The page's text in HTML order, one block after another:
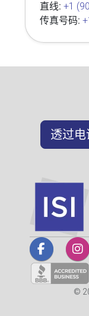
直线: +1
传真号码:
透过
©